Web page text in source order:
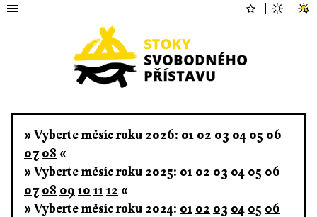
» Vyberte měsíc roku 2026: 01 02 03 04 05 06
07 08 «
» Vyberte měsíc roku 2025: 01 02 03 04 05 06
07 08 09 10 1112 «
» Vyberte měsíc roku 2024: 01 02 03 04 05 06